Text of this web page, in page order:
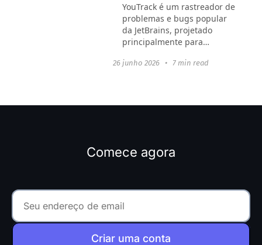
YouTrack é um rastreador de
problemas e bugs popular
da JetBrains, projetado
principalmente para
ágeis. Contudo, em 2025, o
26 junho 2026 • 7 min read
Comece agora
Criar uma conta